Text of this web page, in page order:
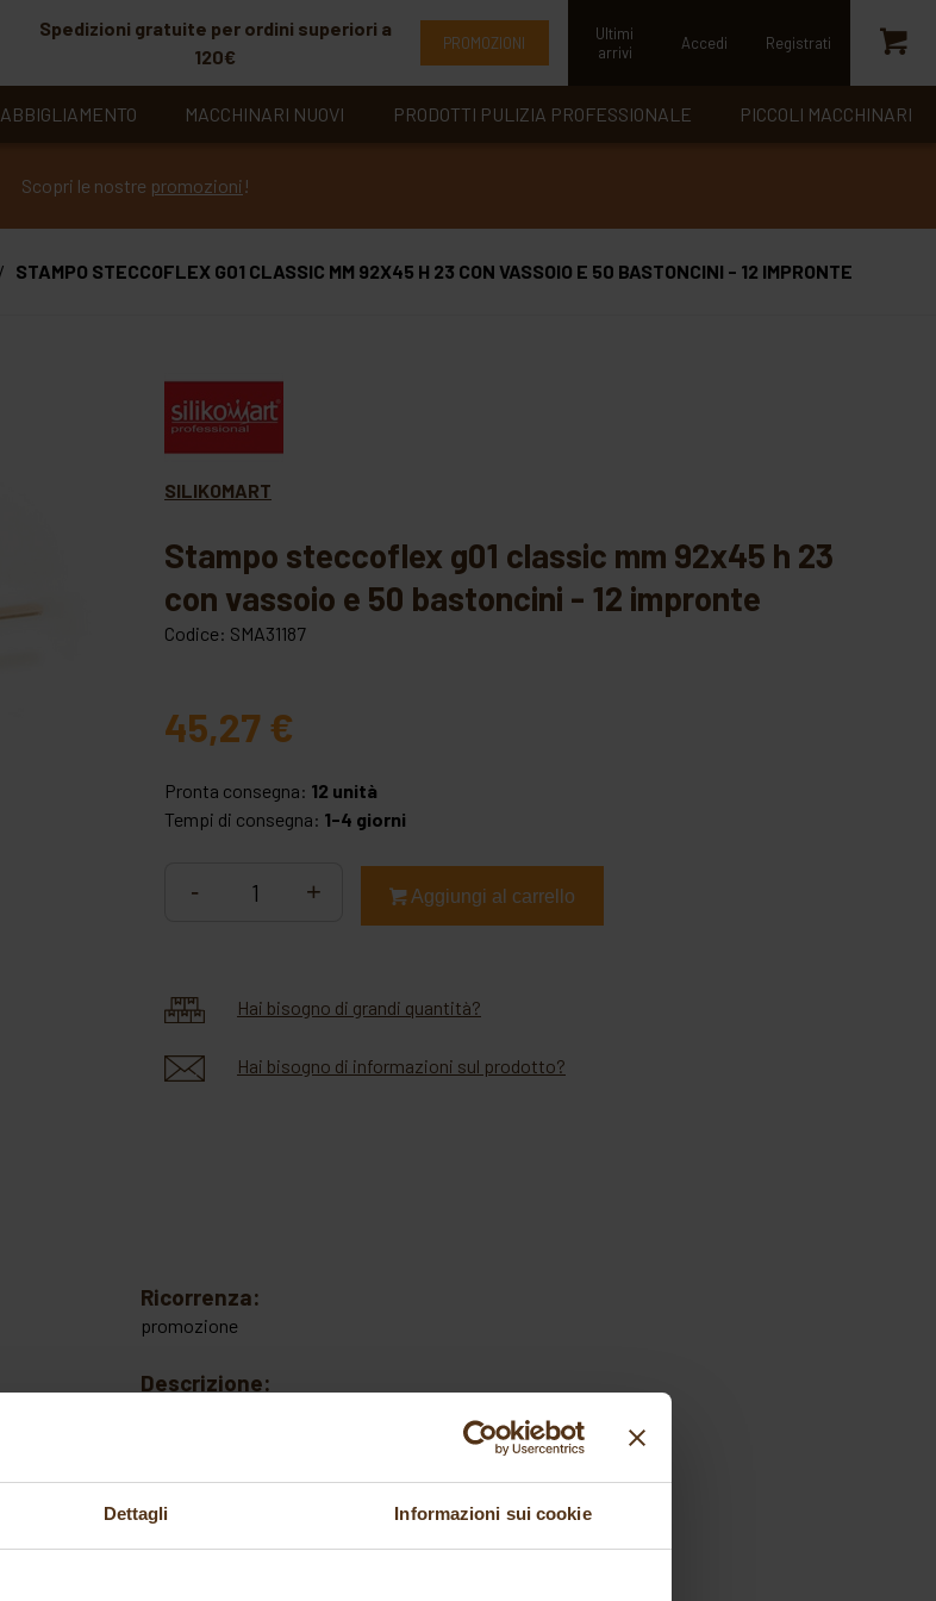
Dettagli Informazioni sui cookie
PROMOZIONI
Ultimi
arrivi
Accedi Registrati
Spedizioni gratuite per ordini superiori a
120€
ABBIGLIAMENTO MACCHINARI NUOVI PRODOTTI PULIZIA PROFESSIONALE PICCOLI MACCHINARI
Scopri le nostre promozioni!
STAMPO STECCOFLEX G01 CLASSIC MM 92X45 H 23 CON VASSOIO E 50 BASTONCINI - 12 IMPRONTE
SILIKOMART
stampo steccoflex g01 classic mm 92x45 h 23
con vassoio e 50 bastoncini - 12 impronte
Codice: SMA31187
45,27 €
Pronta consegna: 12 unità
Tempi di consegna: 1-4 giorni
+
- Aggiungi al carrello
Hai bisogno di grandi quantità?
Hai bisogno di informazioni sul prodotto?
Ricorrenza:
promozione
Descrizione:
Volume: 90 ml x 6